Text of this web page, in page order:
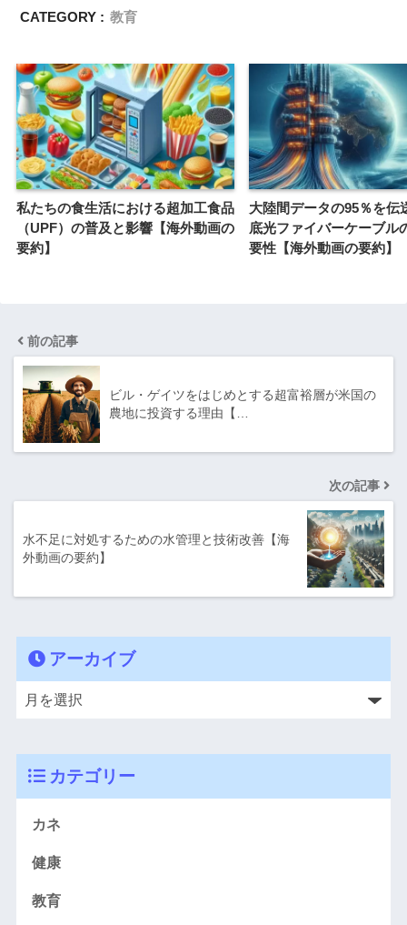
CATEGORY : 教育
私たちの食生活における超加工食品
（UPF）の普及と影響【海外動画の
要約】
大陸間データの95％を伝
底光ファイバーケーブル
要性【海外動画の要約】
前の記事
ビル・ゲイツをはじめとする超富裕層が米国の
農地に投資する理由【…
次の記事
水不足に対処するための水管理と技術改善【海
外動画の要約】
アーカイブ
カテゴリー
カネ
健康
教育